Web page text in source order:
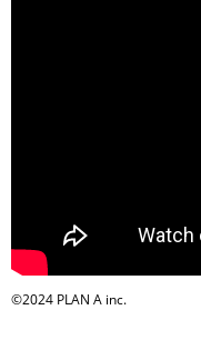
©2024 PLAN A inc.